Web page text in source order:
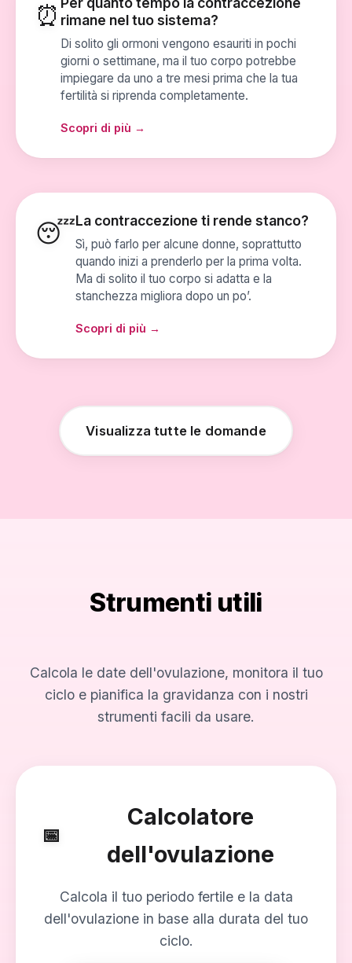
⏰ rimane nel tuo sistema?
Di solito gli ormoni vengono esauriti in pochi
giorni o settimane, ma il tuo corpo potrebbe
impiegare da uno a tre mesi prima che la tua
fertilità si riprenda completamente.
Scopri di più →
😴La contraccezione ti rende stanco?
Sì, può farlo per alcune donne, soprattutto
quando inizi a prenderlo per la prima volta.
Ma di solito il tuo corpo si adatta e la
stanchezza migliora dopo un po’.
Scopri di più →
Visualizza tutte le domande
Strumenti utili
Calcola le date dell'ovulazione, monitora il tuo
ciclo e pianifica la gravidanza con i nostri
strumenti facili da usare.
📅
Calcolatore
dell'ovulazione
Calcola il tuo periodo fertile e la data
dell'ovulazione in base alla durata del tuo
ciclo.